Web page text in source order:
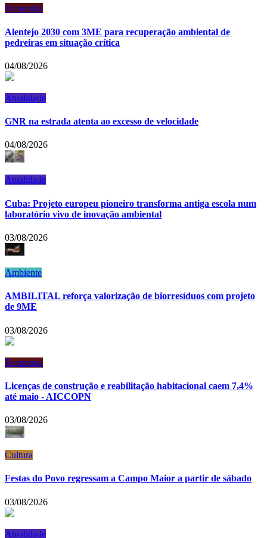
Economia
Alentejo 2030 com 3ME para recuperação ambiental de
pedreiras em situação crítica
04/08/2026
Atualidade
GNR na estrada atenta ao excesso de velocidade
04/08/2026
Atualidade
Cuba: Projeto europeu pioneiro transforma antiga escola num
laboratório vivo de inovação ambiental
03/08/2026
Ambiente
AMBILITAL reforça valorização de biorresíduos com projeto
de 9ME
03/08/2026
Economia
Licenças de construção e reabilitação habitacional caem 7,4%
até maio - AICCOPN
03/08/2026
Cultura
Festas do Povo regressam a Campo Maior a partir de sábado
03/08/2026
Atualidade